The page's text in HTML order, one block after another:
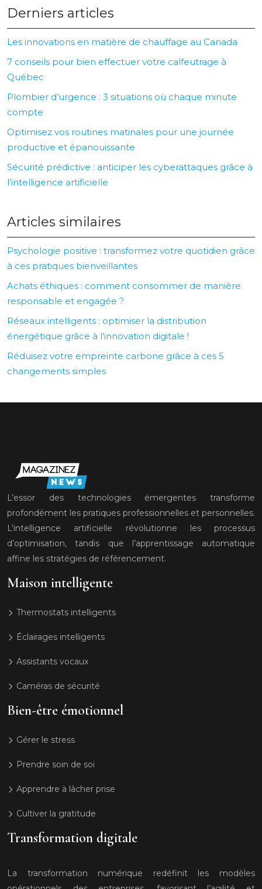
Derniers articles
Les innovations en matière de chauffage au Canada
7 conseils pour bien effectuer votre calfeutrage à
Québec
Plombier d’urgence : 3 situations où chaque minute
compte
Optimisez vos routines matinales pour une journée
productive et épanouissante
Sécurité prédictive : anticiper les cyberattaques grâce à
l’intelligence artificielle
Articles similaires
Psychologie positive : transformez votre quotidien grâce
à ces pratiques bienveillantes
Achats éthiques : comment consommer de manière
responsable et engagée ?
Réseaux intelligents : optimiser la distribution
énergétique grâce à l’innovation digitale !
Réduisez votre empreinte carbone grâce à ces 5
changements simples
L’essor des technologies émergentes transforme
profondément les pratiques professionnelles et personnelles.
L’intelligence artificielle révolutionne les processus
d’optimisation, tandis que l’apprentissage automatique
affine les stratégies de référencement.
Maison intelligente
Thermostats intelligents
Éclairages intelligents
Assistants vocaux
Caméras de sécurité
Bien-être émotionnel
Gérer le stress
Prendre soin de soi
Apprendre à lâcher prise
Cultiver la gratitude
Transformation digitale
La transformation numérique redéfinit les modèles